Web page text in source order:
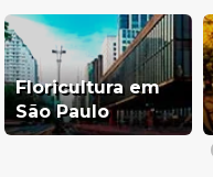
Floricultura em
São Paulo